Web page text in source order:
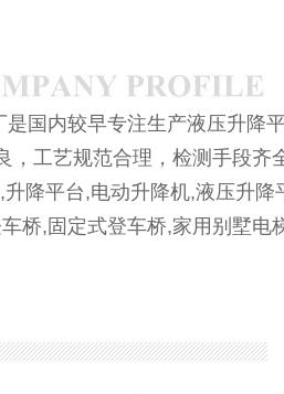
国内较早专注生产液压升降
，工艺规范合理，检测手段齐
降平台,电动升降机,液压升降
桥,固定式登车桥,家用别墅电